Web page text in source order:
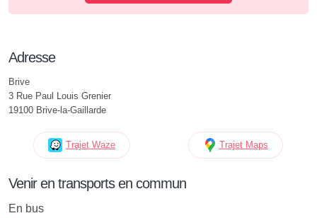
Adresse
Brive
3 Rue Paul Louis Grenier
19100 Brive-la-Gaillarde
Trajet Waze Trajet Maps
Venir en transports en commun
En bus